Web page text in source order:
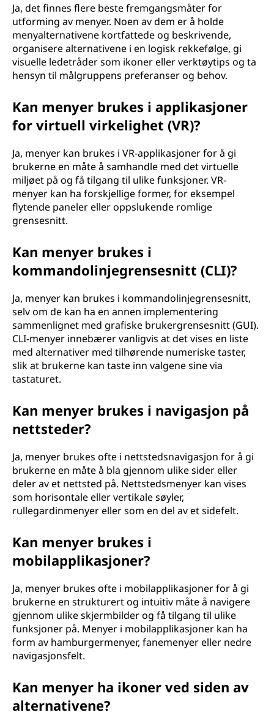
Ja, det finnes flere beste fremgangsmåter for
utforming av menyer. Noen av dem er å holde
menyalternativene kortfattede og beskrivende,
organisere alternativene i en logisk rekkefølge, gi
visuelle ledetråder som ikoner eller verktøytips og ta
hensyn til målgruppens preferanser og behov.
Kan menyer brukes i applikasjoner
for virtuell virkelighet (VR)?
Ja, menyer kan brukes i VR-applikasjoner for å gi
brukerne en måte å samhandle med det virtuelle
miljøet på og få tilgang til ulike funksjoner. VR-
menyer kan ha forskjellige former, for eksempel
flytende paneler eller oppslukende romlige
grensesnitt.
Kan menyer brukes i
kommandolinjegrensesnitt (CLI)?
Ja, menyer kan brukes i kommandolinjegrensesnitt,
selv om de kan ha en annen implementering
sammenlignet med grafiske brukergrensesnitt (GUI).
CLI-menyer innebærer vanligvis at det vises en liste
med alternativer med tilhørende numeriske taster,
slik at brukerne kan taste inn valgene sine via
tastaturet.
Kan menyer brukes i navigasjon på
nettsteder?
Ja, menyer brukes ofte i nettstedsnavigasjon for å gi
brukerne en måte å bla gjennom ulike sider eller
deler av et nettsted på. Nettstedsmenyer kan vises
som horisontale eller vertikale søyler,
rullegardinmenyer eller som en del av et sidefelt.
Kan menyer brukes i
mobilapplikasjoner?
Ja, menyer brukes ofte i mobilapplikasjoner for å gi
brukerne en strukturert og intuitiv måte å navigere
gjennom ulike skjermbilder og få tilgang til ulike
funksjoner på. Menyer i mobilapplikasjoner kan ha
form av hamburgermenyer, fanemenyer eller nedre
navigasjonsfelt.
Kan menyer ha ikoner ved siden av
alternativene?